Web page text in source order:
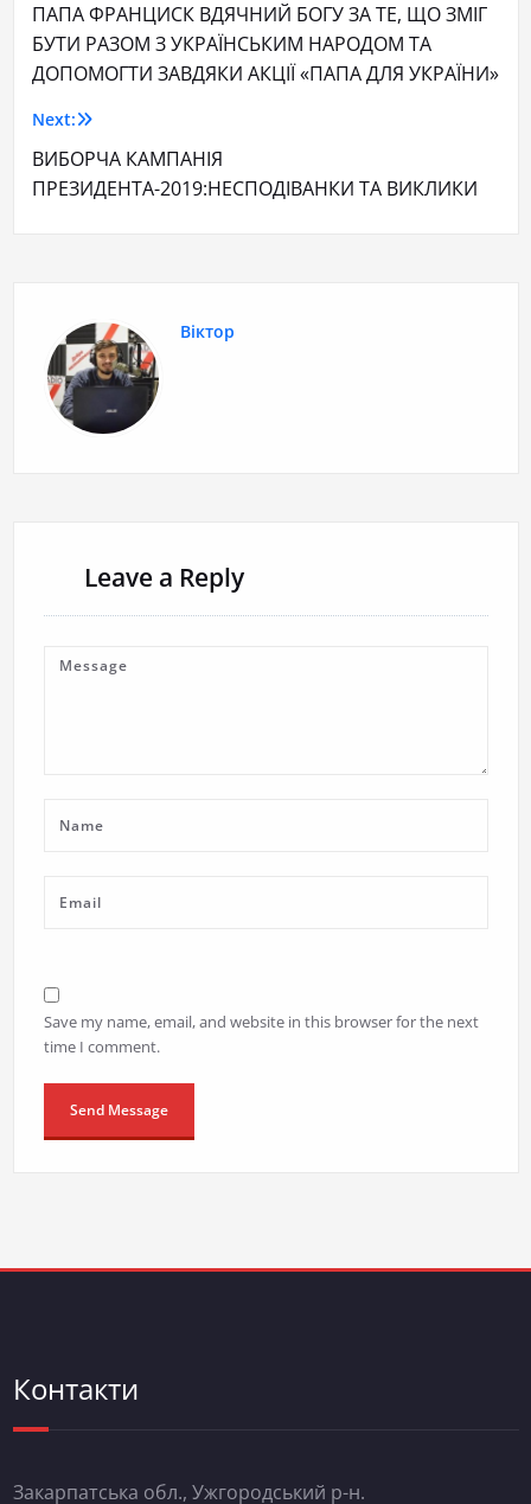
ПАПА ФРАНЦИСК ВДЯЧНИЙ БОГУ ЗА ТЕ, ЩО ЗМІГ
БУТИ РАЗОМ З УКРАЇНСЬКИМ НАРОДОМ ТА
ДОПОМОГТИ ЗАВДЯКИ АКЦІЇ «ПАПА ДЛЯ УКРАЇНИ»
Next:
ВИБОРЧА КАМПАНІЯ
ПРЕЗИДЕНТА-2019:НЕСПОДІВАНКИ ТА ВИКЛИКИ
Віктор
Leave a Reply
Save my name, email, and website in this browser for the next
time I comment.
Контакти
Закарпатська обл., Ужгородський р-н.